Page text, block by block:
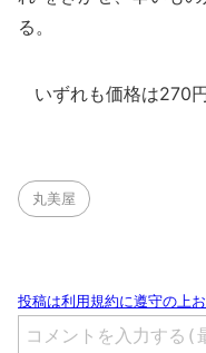
る。
いずれも価格は270円
丸美屋